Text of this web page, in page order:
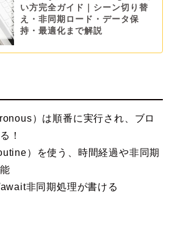
い方完全ガイド｜シーン切り替
え・非同期ロード・データ保
持・最適化まで解説
）は順番に実行され、ブロ
！
）を使う、時間経過や非同期
非同期処理が書ける